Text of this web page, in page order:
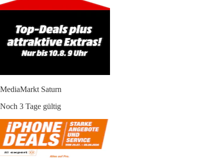
MediaMarkt Saturn
Noch 3 Tage gültig